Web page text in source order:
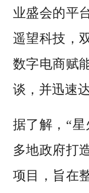
业盛会的平
遥望科技，
数字电商赋
谈，并迅速
据了解，“
多地政府打
项目，旨在